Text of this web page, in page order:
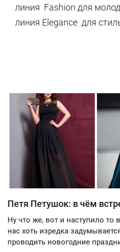
линия Fashion для
линия Elegance для
Петя Петушок: в чём
Ну что же, вот и наступило то
нас хоть изредка
проводить новогодние